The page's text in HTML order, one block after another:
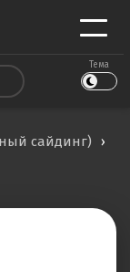
Тема
сайдинг)